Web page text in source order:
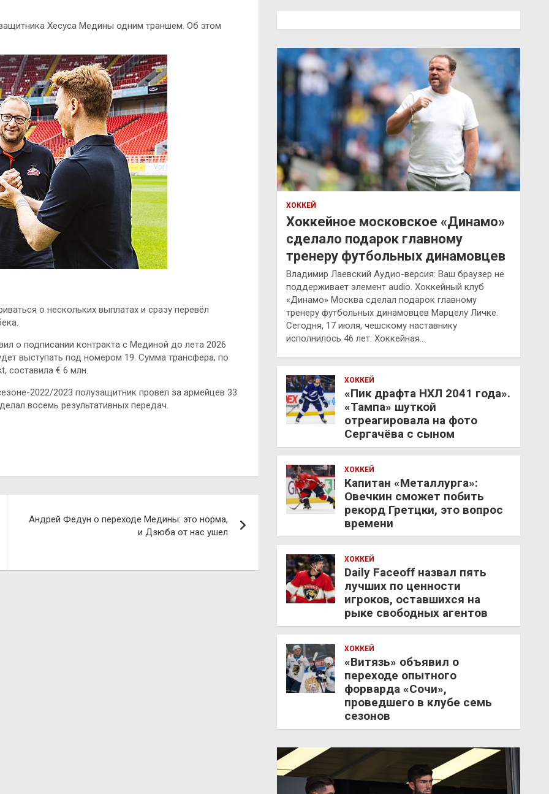
Хесуса Медины одним траншем. Об этом
о нескольких выплатах и сразу перевёл
о подписании контракта с Мединой до лета 2026
выступать под номером 19. Сумма трансфера, по
составила € 6 млн.
2022/2023 полузащитник провёл за армейцев 33
восемь результативных передач.
Андрей Федун о переходе Медины: это норма,
и Дзюба от нас ушел
ХОККЕЙ
Хоккейное московское «Динамо»
сделало подарок главному
тренеру футбольных динамовцев
Владимир Лаевский Аудио-версия: Ваш браузер не
поддерживает элемент audio. Хоккейный клуб
«Динамо» Москва сделал подарок главному
тренеру футбольных динамовцев Марцелу Личке.
Сегодня, 17 июля, чешскому наставнику
исполнилось 46 лет. Хоккейная…
ХОККЕЙ
«Пик драфта НХЛ 2041 года».
«Тампа» шуткой
отреагировала на фото
Сергачёва с сыном
ХОККЕЙ
Капитан «Металлурга»:
Овечкин сможет побить
рекорд Гретцки, это вопрос
времени
ХОККЕЙ
Daily Faceoff назвал пять
лучших по ценности
игроков, оставшихся на
рыке свободных агентов
ХОККЕЙ
«Витязь» объявил о
переходе опытного
форварда «Сочи»,
проведшего в клубе семь
сезонов